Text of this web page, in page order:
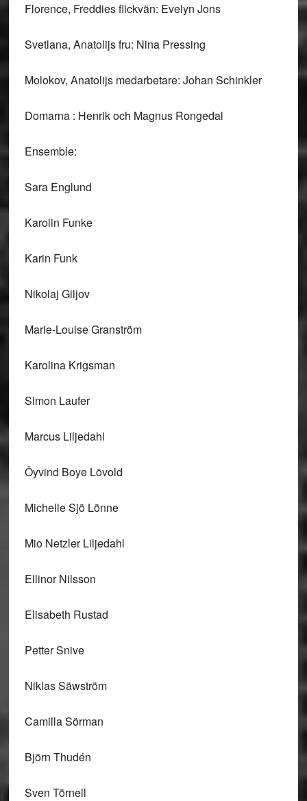
Florence, Freddies flickvän: Evelyn Jons
Svetlana, Anatolijs fru: Nina Pressing
Molokov, Anatolijs medarbetare: Johan Schinkler
Domarna : Henrik och Magnus Rongedal
Ensemble:
Sara Englund
Karolin Funke
Karin Funk
Nikolaj Giljov
Marie-Louise Granström
Karolina Krigsman
Simon Laufer
Marcus Liljedahl
Öyvind Boye Lövold
Michelle Sjö Lönne
Mio Netzler Liljedahl
Ellinor Nilsson
Elisabeth Rustad
Petter Snive
Niklas Säwström
Camilla Sörman
Björn Thudén
Sven Törnell